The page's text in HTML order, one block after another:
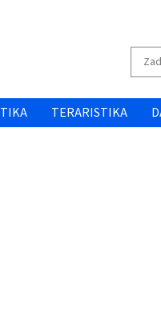
TERARISTIKA